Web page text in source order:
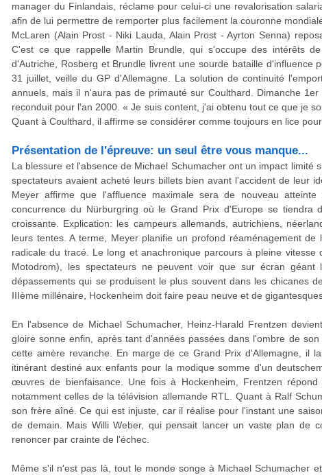
manager du Finlandais, réclame pour celui-ci une revalorisation
afin de lui permettre de remporter plus facilement la couronne
McLaren (Alain Prost - Niki Lauda, Alain Prost - Ayrton Senna)
C'est ce que rappelle Martin Brundle, qui s'occupe des intérêts
d'Autriche, Rosberg et Brundle livrent une sourde bataille
31 juillet, veille du GP d'Allemagne. La solution de continuité
annuels, mais il n'aura pas de primauté sur Coulthard. Dimanche
reconduit pour l'an 2000. « Je suis content, j'ai obtenu tout ce que je
Quant à Coulthard, il affirme se considérer comme toujours en lice
Présentation de l'épreuve: un seul être vous manque...
La blessure et l'absence de Michael Schumacher ont un impact
spectateurs avaient acheté leurs billets bien avant l'accident de leur
Meyer affirme que l'affluence maximale sera de nouveau
concurrence du Nürburgring où le Grand Prix d'Europe se
croissante. Explication: les campeurs allemands, autrichiens,
leurs tentes. A terme, Meyer planifie un profond réaménagement
radicale du tracé. Le long et anachronique parcours à pleine
Motodrom), les spectateurs ne peuvent voir que sur écran
dépassements qui se produisent le plus souvent dans les chicanes
IIIème millénaire, Hockenheim doit faire peau neuve et de
En l'absence de Michael Schumacher, Heinz-Harald Frentzen
gloire sonne enfin, après tant d'années passées dans l'ombre de
cette amère revanche. En marge de ce Grand Prix d'Allemagne, il
itinérant destiné aux enfants pour la modique somme d'un
œuvres de bienfaisance. Une fois à Hockenheim, Frentzen
notamment celles de la télévision allemande RTL. Quant à Ralf
son frère aîné. Ce qui est injuste, car il réalise pour l'instant une
de demain. Mais Willi Weber, qui pensait lancer un vaste plan de
renoncer par crainte de l'échec.
Même s'il n'est pas là, tout le monde songe à Michael Schumacher